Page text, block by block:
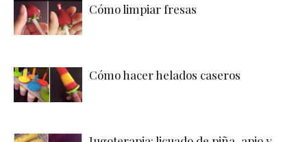
Cómo limpiar fresas
Cómo hacer helados caseros